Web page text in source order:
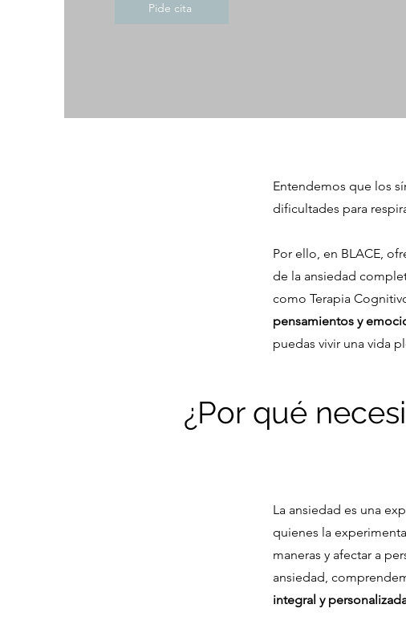
Pide cita
Entendemos que los
dificultades para
Por ello, en BLACE,
de la ansiedad
como Terapia
pensamientos y
puedas vivir una vida
¿Por qué
La ansiedad es una
quienes la
maneras y afectar a
ansiedad,
integral y